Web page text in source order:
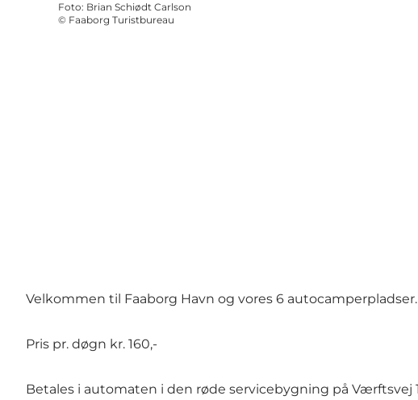
Foto: Brian Schiødt Carlson
© Faaborg Turistbureau
Velkommen til Faaborg Havn og vores 6 autocamperpladser.
Pris pr. døgn kr. 160,-
Betales i automaten i den røde servicebygning på Værftsvej